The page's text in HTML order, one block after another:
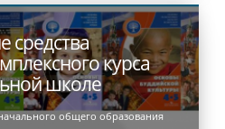
средства
курса
школе
общего образования